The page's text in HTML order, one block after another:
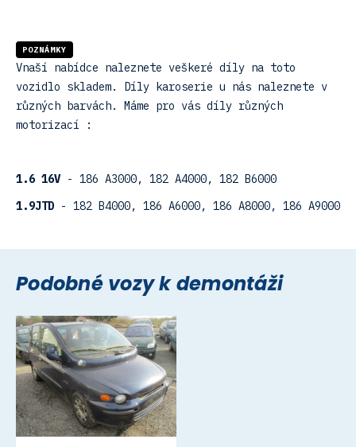
POZNÁMKY
Vnaší nabídce naleznete veškeré díly na toto
vozidlo skladem. Díly karoserie u nás naleznete v
různých barvách. Máme pro vás díly různých
motorizací :
1.6 16V- 186 A3000, 182 A4000, 182 B6000
1.9JTD - 182 B4000, 186 A6000, 186 A8000, 186 A9000
Podobné vozy k demontáži